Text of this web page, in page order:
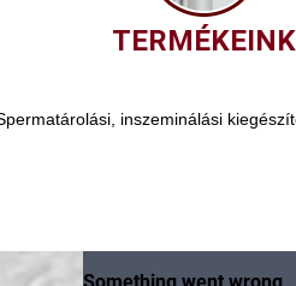
TERMÉKEINK
inszeminálási